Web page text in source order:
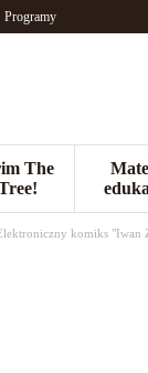
Programy
The
komiks "Iwan